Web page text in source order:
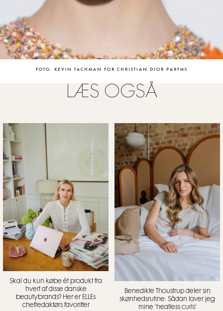
FOTO: KEVIN TACHMAN FOR CHRISTIAN DIOR PARFMS
LÆS OGSÅ
Skal du kun købe ét produkt fra
hvert af disse danske
beautybrands? Her er ELLEs
chefredaktørs favoritter
Benedikte Thoustrup deler sin
skønhedsrutine: Sådan laver jeg
mine ‘heatless curls’